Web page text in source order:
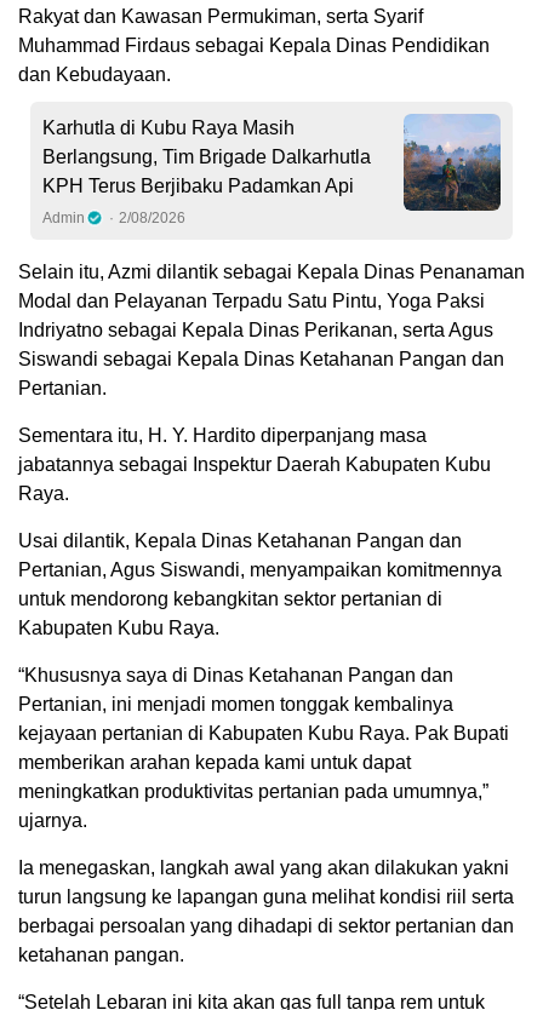
Rakyat dan Kawasan Permukiman, serta Syarif
Muhammad Firdaus sebagai Kepala Dinas Pendidikan
dan Kebudayaan.
Karhutla di Kubu Raya Masih
Berlangsung, Tim Brigade Dalkarhutla
KPH Terus Berjibaku Padamkan Api
Admin 2/08/2026
Selain itu, Azmi dilantik sebagai Kepala Dinas Penanaman
Modal dan Pelayanan Terpadu Satu Pintu, Yoga Paksi
Indriyatno sebagai Kepala Dinas Perikanan, serta Agus
Siswandi sebagai Kepala Dinas Ketahanan Pangan dan
Pertanian.
Sementara itu, H. Y. Hardito diperpanjang masa
jabatannya sebagai Inspektur Daerah Kabupaten Kubu
Raya.
Usai dilantik, Kepala Dinas Ketahanan Pangan dan
Pertanian, Agus Siswandi, menyampaikan komitmennya
untuk mendorong kebangkitan sektor pertanian di
Kabupaten Kubu Raya.
“Khususnya saya di Dinas Ketahanan Pangan dan
Pertanian, ini menjadi momen tonggak kembalinya
kejayaan pertanian di Kabupaten Kubu Raya. Pak Bupati
memberikan arahan kepada kami untuk dapat
meningkatkan produktivitas pertanian pada umumnya,”
ujarnya.
Ia menegaskan, langkah awal yang akan dilakukan yakni
turun langsung ke lapangan guna melihat kondisi riil serta
berbagai persoalan yang dihadapi di sektor pertanian dan
ketahanan pangan.
“Setelah Lebaran ini kita akan gas full tanpa rem untuk